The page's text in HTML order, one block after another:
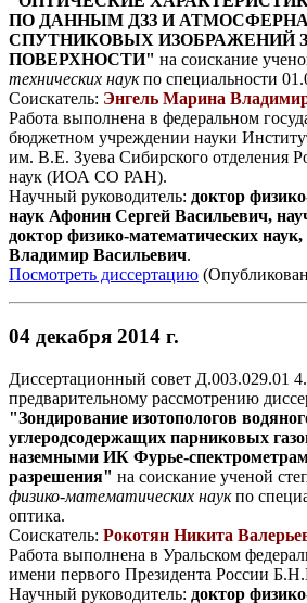
ПО ДАННЫМ ДЗЗ И
СПУТНИКОВЫХ ИЗОБРАЖЕНИЙ
ПОВЕРХНОСТИ" на соискание
технических наукпо специальности
Соискатель: Энгель Марина
Работа выполнена в федеральном
бюджетном учреждении науки
им. В.Е. Зуева Сибирского отделения
наук (ИОА СО РАН).
Научный руководитель: доктор
наук Афонин Сергей Васильевич,
доктор физико-математических
Владимир Васильевич.
Посмотреть диссертацию
04 декабря 2014 г.
Диссертационный совет Д.003.029.01
предварительному рассмотрению
"Зондирование изотопологов
углеродсодержащих парниковых
наземными ИК Фурье-
разрешения" на соискание ученой
физико-математических наукпо
оптика.
Соискатель: Рокотян Никита
Работа выполнена в Уральском
имени первого Президента России
Научный руководитель: доктор